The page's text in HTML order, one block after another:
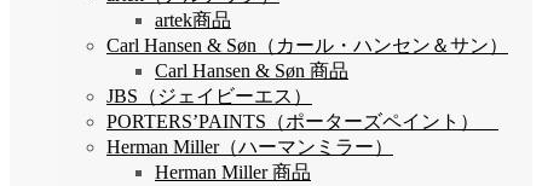
artek商品
Carl Hansen & Søn（カール・ハンセン＆サン）
Carl Hansen & Søn 商品
JBS（ジェイビーエス）
PORTERS’PAINTS（ポーターズペイント）
Herman Miller（ハーマンミラー）
Herman Miller 商品